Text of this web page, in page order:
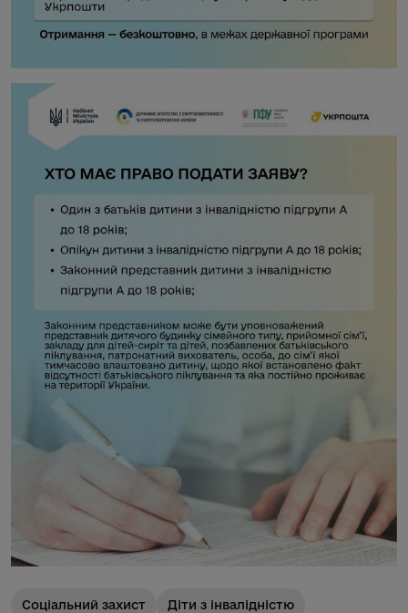
Соціальний захист Діти з інвалідністю